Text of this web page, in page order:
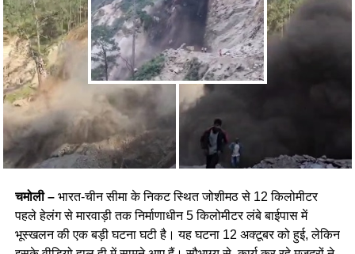
चमोली – भारत-चीन सीमा के निकट स्थित जोशीमठ से 12 किलोमीटर
पहले हेलंग से मारवाड़ी तक निर्माणाधीन 5 किलोमीटर लंबे बाईपास में
भूस्खलन की एक बड़ी घटना घटी है। यह घटना 12 अक्टूबर को हुई, लेकिन